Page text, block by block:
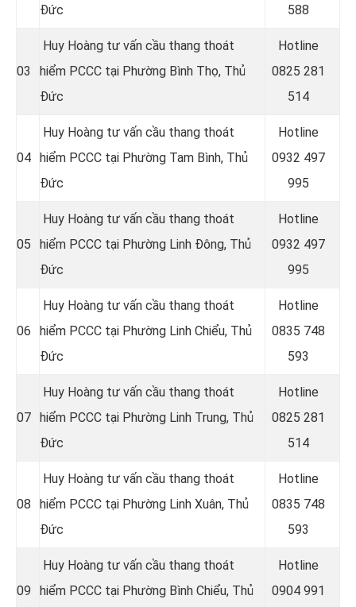
Đức 588
03
Huy Hoàng tư vấn cầu thang thoát
hiểm PCCC tại Phường Bình Thọ, Thủ
Đức
Hotline
0825 281
514
04
Huy Hoàng tư vấn cầu thang thoát
hiểm PCCC tại Phường Tam Bình, Thủ
Đức
Hotline
0932 497
995
05
Huy Hoàng tư vấn cầu thang thoát
hiểm PCCC tại Phường Linh Đông, Thủ
Đức
Hotline
0932 497
995
06
Huy Hoàng tư vấn cầu thang thoát
hiểm PCCC tại Phường Linh Chiểu, Thủ
Đức
Hotline
0835 748
593
07
Huy Hoàng tư vấn cầu thang thoát
hiểm PCCC tại Phường Linh Trung, Thủ
Đức
Hotline
0825 281
514
08
Huy Hoàng tư vấn cầu thang thoát
hiểm PCCC tại Phường Linh Xuân, Thủ
Đức
Hotline
0835 748
593
09
Huy Hoàng tư vấn cầu thang thoát
hiểm PCCC tại Phường Bình Chiểu, Thủ
Hotline
0904 991